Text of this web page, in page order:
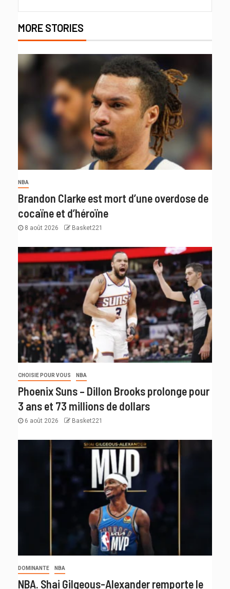
MORE STORIES
NBA
Brandon Clarke est mort d’une overdose de
cocaïne et d’héroïne
8 août 2026 Basket221
CHOISIE POUR VOUS NBA
Phoenix Suns – Dillon Brooks prolonge pour
3 ans et 73 millions de dollars
6 août 2026 Basket221
DOMINANTE NBA
NBA. Shai Gilgeous-Alexander remporte le